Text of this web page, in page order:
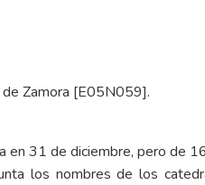
de Zamora [E05N059].
en 31 de diciembre, pero de
los nombres de los